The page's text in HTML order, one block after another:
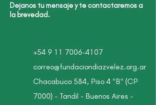
Dejanos tu mensaje y te contactaremos a
la brevedad.
+54 9 11 7006-4107
correo@fundaciondiazvelez.org.ar
Chacabuco 584, Piso 4 "B" (CP
7000) - Tandil - Buenos Aires -